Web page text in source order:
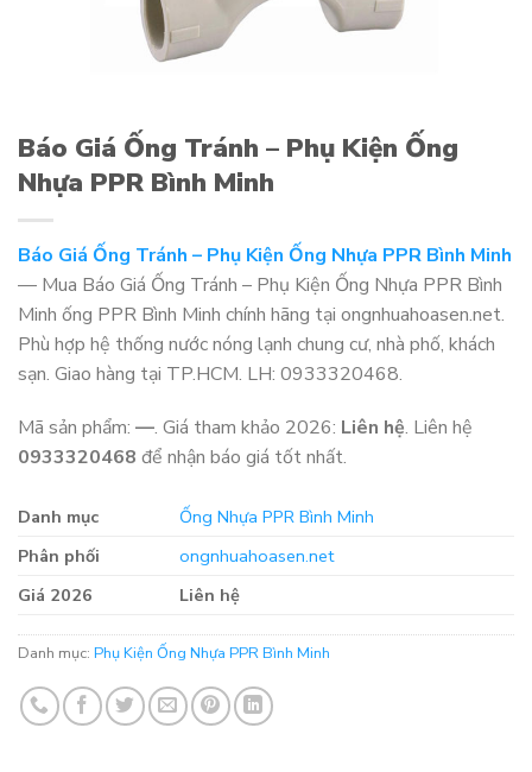
Báo Giá Ống Tránh – Phụ Kiện Ống
Nhựa PPR Bình Minh
Báo Giá Ống Tránh – Phụ Kiện Ống Nhựa PPR Bình Minh
— Mua Báo Giá Ống Tránh – Phụ Kiện Ống Nhựa PPR Bình
Minh ống PPR Bình Minh chính hãng tại ongnhuahoasen.net.
Phù hợp hệ thống nước nóng lạnh chung cư, nhà phố, khách
sạn. Giao hàng tại TP.HCM. LH: 0933320468.
Mã sản phẩm: —. Giá tham khảo 2026: Liên hệ. Liên hệ
0933320468 để nhận báo giá tốt nhất.
Danh mục
Ống Nhựa PPR Bình Minh
Phân phối
ongnhuahoasen.net
Giá 2026
Liên hệ
Danh mục: Phụ Kiện Ống Nhựa PPR Bình Minh